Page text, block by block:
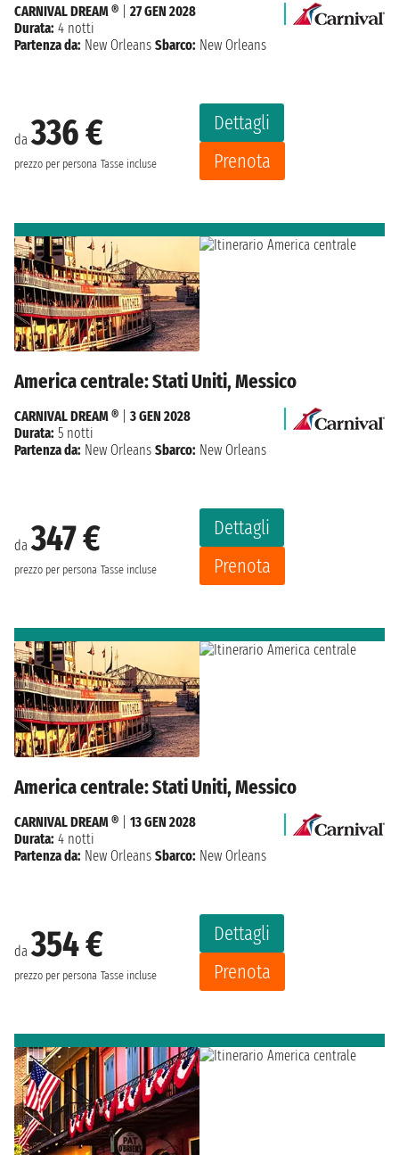
da336 €
prezzo per persona Tasse incluse
Dettagli
Prenota
CARNIVAL DREAM ®
27 GEN 2028
Durata: 4 notti
Partenza da: New Orleans Sbarco: New Orleans
America centrale: Stati Uniti, Messico
da347 €
prezzo per persona Tasse incluse
Dettagli
Prenota
CARNIVAL DREAM ®
3 GEN 2028
Durata: 5 notti
Partenza da: New Orleans Sbarco: New Orleans
America centrale: Stati Uniti, Messico
da354 €
prezzo per persona Tasse incluse
Dettagli
Prenota
CARNIVAL DREAM ®
13 GEN 2028
Durata: 4 notti
Partenza da: New Orleans Sbarco: New Orleans